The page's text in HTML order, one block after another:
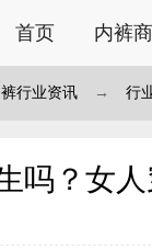
首页 内裤
行业资讯 → 行
吗？女